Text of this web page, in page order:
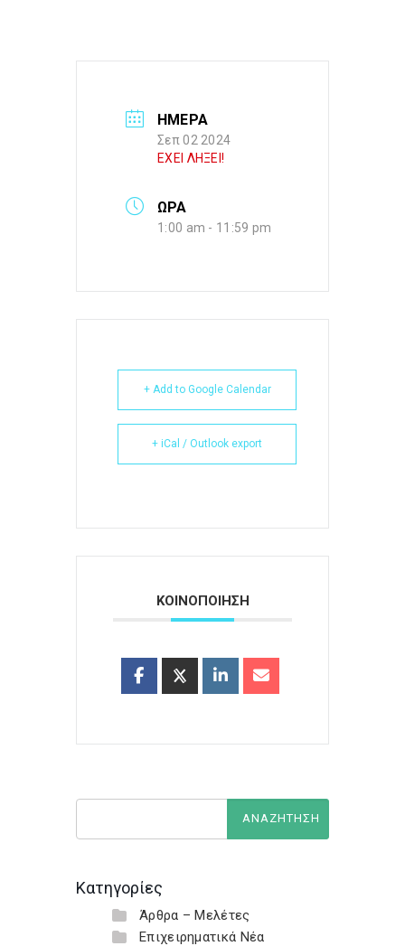
ΗΜΕΡΑ
Σεπ 02 2024
ΕΧΕΙ ΛΗΞΕΙ!
ΩΡΑ
1:00 am - 11:59 pm
+ Add to Google Calendar
+ iCal / Outlook export
ΚΟΙΝΟΠΟΙΗΣΗ
Κατηγορίες
Άρθρα – Μελέτες
Επιχειρηματικά Νέα